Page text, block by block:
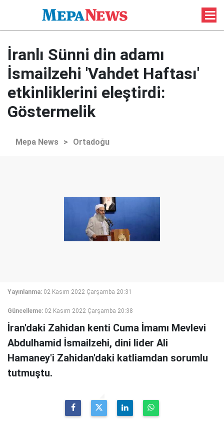
İranlı Sünni din adamı
İsmailzehi 'Vahdet Haftası'
etkinliklerini eleştirdi:
Göstermelik
Mepa News > Ortadoğu
Yayınlanma: 02 Kasım 2022 Çarşamba 20:31
Güncelleme: 02 Kasım 2022 Çarşamba 20:38
İran'daki Zahidan kenti Cuma İmamı Mevlevi
Abdulhamid İsmailzehi, dini lider Ali
Hamaney'i Zahidan'daki katliamdan sorumlu
tutmuştu.